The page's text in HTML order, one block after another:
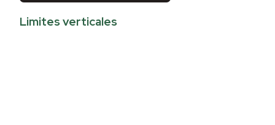
Limites verticales